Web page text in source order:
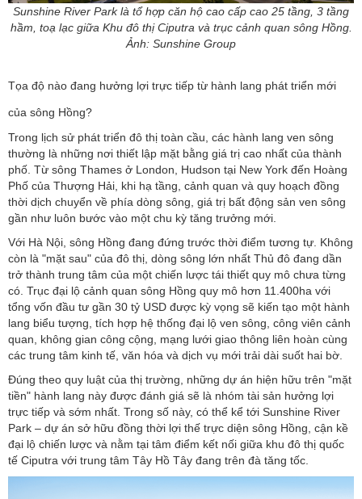
Sunshine River Park là tổ hợp căn hộ cao cấp cao 25 tầng, 3 tầng
hầm, toạ lạc giữa Khu đô thị Ciputra và trục cảnh quan sông Hồng.
Ảnh: Sunshine Group
Tọa độ nào đang hưởng lợi trực tiếp từ hành lang phát triển mới
của sông Hồng?
Trong lịch sử phát triển đô thị toàn cầu, các hành lang ven sông
thường là những nơi thiết lập mặt bằng giá trị cao nhất của thành
phố. Từ sông Thames ở London, Hudson tại New York đến Hoàng
Phố của Thượng Hải, khi hạ tầng, cảnh quan và quy hoạch đồng
thời dịch chuyển về phía dòng sông, giá trị bất động sản ven sông
gần như luôn bước vào một chu kỳ tăng trưởng mới.
Với Hà Nội, sông Hồng đang đứng trước thời điểm tương tự. Không
còn là "mặt sau" của đô thị, dòng sông lớn nhất Thủ đô đang dần
trở thành trung tâm của một chiến lược tái thiết quy mô chưa từng
có. Trục đại lộ cảnh quan sông Hồng quy mô hơn 11.400ha với
tổng vốn đầu tư gần 30 tỷ USD được kỳ vọng sẽ kiến tạo một hành
lang biểu tượng, tích hợp hệ thống đại lộ ven sông, công viên cảnh
quan, không gian công cộng, mạng lưới giao thông liên hoàn cùng
các trung tâm kinh tế, văn hóa và dịch vụ mới trải dài suốt hai bờ.
Đúng theo quy luật của thị trường, những dự án hiện hữu trên "mặt
tiền" hành lang này được đánh giá sẽ là nhóm tài sản hưởng lợi
trực tiếp và sớm nhất. Trong số này, có thể kể tới Sunshine River
Park – dự án sở hữu đồng thời lợi thế trực diện sông Hồng, cận kề
đại lộ chiến lược và nằm tại tâm điểm kết nối giữa khu đô thị quốc
tế Ciputra với trung tâm Tây Hồ Tây đang trên đà tăng tốc.